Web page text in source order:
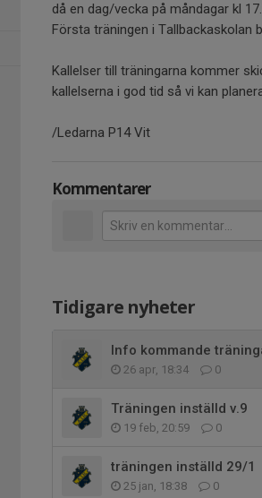
då en dag/vecka på måndagar kl
Första träningen i Tallbackaskolan
Kallelser till träningarna kommer
kallelserna i god tid så vi kan
/Ledarna P14 Vit
Kommentarer
Tidigare nyheter
Info kommande
26 apr, 18:34 0
Träningen inställd v.9
19 feb, 20:59 0
träningen inställd 29/1
25 jan, 18:38 0